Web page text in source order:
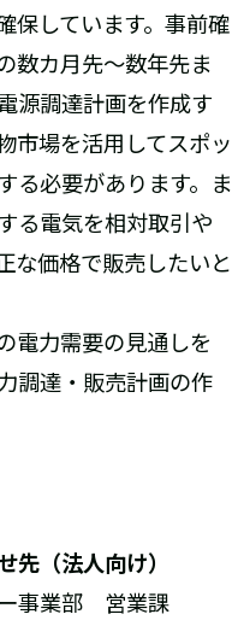
保しています。事前確
数カ月先～数年先ま
源調達計画を作成す
市場を活用してスポッ
る必要があります。ま
る電気を相対取引や
な価格で販売したいと
電力需要の見通しを
調達・販売計画の作
（法人向け）
事業部 営業課